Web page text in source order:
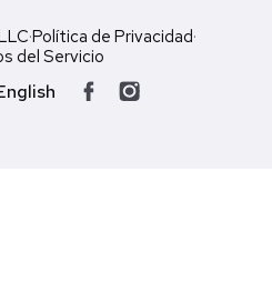
·Política de Privacidad·
del Servicio